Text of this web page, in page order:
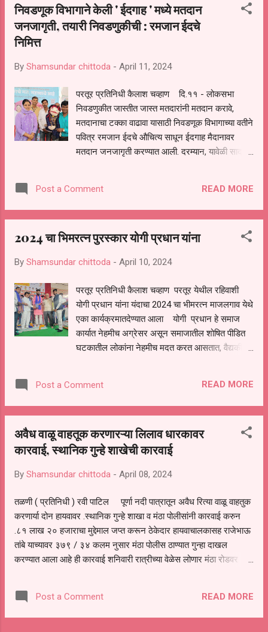
होती. सर्व कार्यक्रमाचे नियोजन माऊली सेवा समिती
रायगव्हाण यांनी केले...माऊलींची रायगव्हाण येथील हनुमान
जी एडवोकेट सुप्रीम कोर्ट नवी दिल्ली यांनी केली. यावेळी
निवडणूक विभागाने केली ' ईदगाह ' मध्ये मतदान
जनजागृती, तयारी निवडणुकीची : रमजान ईदचे
निमित्त
By Shamsundar chittoda - April 11, 2024
परतूर प्रतिनिधी कैलाश चव्हाण दि.११ - लोकसभा
निवडणुकीत जास्तीत जास्त मतदारांनी मतदान करावे,
मतदानाचा टक्का वाढावा यासाठी निवडणूक विभागाच्या वतीने
पवित्र रमजान ईदचे औचित्य साधून ईदगाह मैदानावर
मतदान जनजागृती करण्यात आली. दरम्यान, यावेळी सादर
उत्साहात साजरी करण्यात आली.ईदगाह मैदानावर मुस्लिम
बांधव मोठ्या संख्येने एकत्र येतात. याच ठिकाणी मौलाना
करण्यात आली.एकमेकांना शुभेच्छा देण्यात आल्या. रमजान
निवडणुकीत मतदान करणे का आवश्यक आहे ? जास्तीत
यासाठी जनजागृती केली. ----------------------------
----------- ईदगाह मैदानावर एक स्वतंत्र मंडप
उभारून प्रारंभी गुलाबपुष्प देऊन ईदच्या शुभेच्छा देण्यात
आल्या. त्यानंतर मतदानाबाबत जनजागृती करण्यात
आली.याप्रसंगी उपविभागीय पोलिस अधिकारी स...
Post a Comment READ MORE
2024 चा भिमरत्न पुरस्कार योगी प्रधान यांना
By Shamsundar chittoda - April 10, 2024
परतूर प्रतिनिधी कैलाश चव्हाण परतूर येथील रहिवाशी
योगी प्रधान यांना यंदाचा 2024 चा भीमरत्न माजलगाव येथे
एका कार्यक्रमातदेण्यात आला योगी प्रधान हे समाज
कार्यात नेहमीच अग्रेसर असून समाजातील शोषित पीडित
घटकातील लोकांना नेहमीच मदत करत आसतात, वैद्यकीय,
प्रत्यक्ष अप्रत्यक्ष मदत करीत असतात त्यामुळें योगी प्रधान
यांचा खूप मोठा चाहता वर्ग निर्माण झाला आहे समित्र
सेवक करण्याचा निर्धार केला आहे त्यांच्या ह्याच समाज
हिताच्या कार्याची दखल घेऊन भिमरत्न पुरस्कार
प्रकाश सोळंके यांच्या हस्ते देण्यात आला त्याप्रसांगी
अध्यक्ष उमेश पोखरकर, व‌ इतर मान्यवर उपस्थित होते
Post a Comment READ MORE
अवैध वाळू वाहतूक करणारऱ्या लिलाव धारकावर
कारवाई, स्थानिक गुन्हे शाखेची कारवाई
By Shamsundar chittoda - April 08, 2024
तळणी ( प्रतिनिधी ) रवी पाटिल पूर्णा नदी पात्रातून अवैध रित्या वाळू वाहतुक
करणार्या दोन हायवावर .स्थानिक गुन्हे शाखा व मंठा पोलीसांनी कारवाई करुन
.८१ लाख २० हजाराचा मुद्देमाल जप्त करून ठेकेदार हायवाचालकासह राजेभाऊ
तांबे याच्यावर ३७९ / ३४ कलम नुसार मंठा पोलीस ठाण्यात गुन्हा दाखल
करण्यात आला आहे ही कारवाई शनिवारी रात्रीच्या वेळेस लोणार मंठा रोडवर
अवैध वाळू आढळून आली .सद्यस्थितीत तळणी परीसरात शासनाच्या डेपोवर
सर्वसामान्याला वाळू मिळेना झाली अनेकांची कामे वाळू अभावी खोळंबंली असून
ठेकेदार स्वःत अवैध विक्री करत असेल तर सर्वसामान्याला वाळू मिळणार कधी
Post a Comment READ MORE